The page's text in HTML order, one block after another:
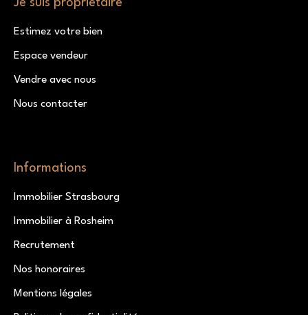
Estimez votre bien
Espace vendeur
Vendre avec nous
Nous contacter
Informations
Immobilier Strasbourg
Immobilier à Rosheim
Recrutement
Nos honoraires
Mentions légales